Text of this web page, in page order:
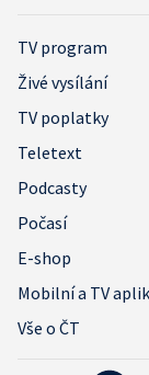
TV program
Živé vysílání
TV poplatky
Teletext
Podcasty
Počasí
E-shop
Mobilní a TV
Vše o ČT